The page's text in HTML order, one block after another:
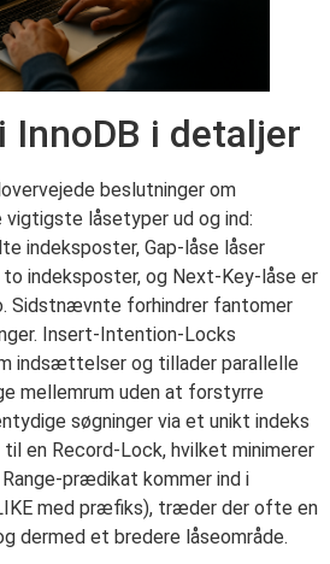
InnoDB i detaljer
beslutninger om
låsetyper ud og ind:
indeksposter, Gap-låse låser
indeksposter, og Next-Key-låse er
Sidstnævnte forhindrer fantomer
Insert-Intention-Locks
indsættelser og tillader parallelle
mellemrum uden at forstyrre
søgninger via et unikt indeks
en Record-Lock, hvilket minimerer
prædikat kommer ind i
med præfiks), træder der ofte en
dermed et bredere låseområde.